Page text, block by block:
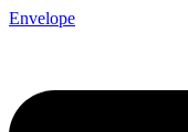
Envelope